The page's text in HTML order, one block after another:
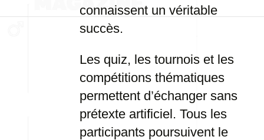
connaissent un véritable
succès.
Les quiz, les tournois et les
compétitions thématiques
permettent d’échanger sans
prétexte artificiel. Tous les
participants poursuivent le